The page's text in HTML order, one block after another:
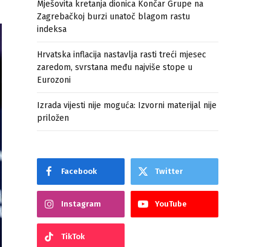
Mješovita kretanja dionica Končar Grupe na
Zagrebačkoj burzi unatoč blagom rastu
indeksa
Hrvatska inflacija nastavlja rasti treći mjesec
zaredom, svrstana među najviše stope u
Eurozoni
Izrada vijesti nije moguća: Izvorni materijal nije
priložen
Facebook Twitter
Instagram YouTube
TikTok